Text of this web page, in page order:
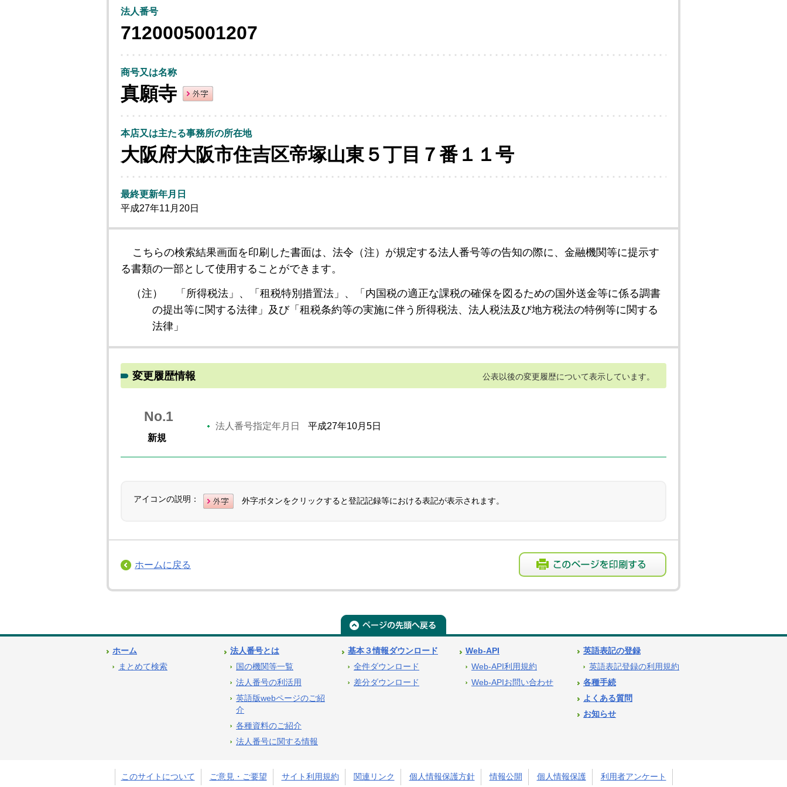
法人番号
7120005001207
商号又は名称
真願寺
本店又は主たる事務所の所在地
大阪府大阪市住吉区帝塚山東５丁目７番１１号
最終更新年月日
平成27年11月20日
こちらの検索結果画面を印刷した書面は、法令（注）が規定する法人番号等の告知の際に、金融機関等に提示す
る書類の一部として使用することができます。
（注）
「所得税法」、「租税特別措置法」、「内国税の適正な課税の確保を図るための国外送金等に係る調書
の提出等に関する法律」及び「租税条約等の実施に伴う所得税法、法人税法及び地方税法の特例等に関する
法律」
変更履歴情報 公表以後の変更履歴について表示しています。
No.1
新規
法人番号指定年月日 平成27年10月5日
アイコンの説明： 外字ボタンをクリックすると登記記録等における表記が表示されます。
ホームに戻る
ホーム
まとめて検索
法人番号とは
国の機関等一覧
法人番号の利活用
英語版webページのご紹
介
各種資料のご紹介
法人番号に関する情報
基本３情報ダウンロード
全件ダウンロード
差分ダウンロード
Web-API
Web-API利用規約
Web-APIお問い合わせ
英語表記の登録
英語表記登録の利用規約
各種手続
よくある質問
お知らせ
このサイトについて ご意見・ご要望 サイト利用規約 関連リンク 個人情報保護方針 情報公開 個人情報保護 利用者アンケート